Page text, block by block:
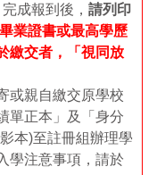
成報到後， 請列印
畢業證書或最高學歷
繳交者，「視同放
或親自繳交原學校
單正本」及「身分
本)至註冊組辦理學
學注意事項，請於